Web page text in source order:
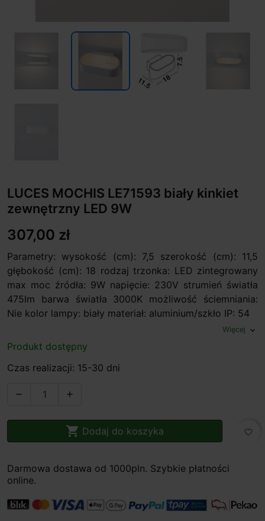
LUCES MOCHIS LE71593 biały kinkiet
zewnętrzny LED 9W
307,00 zł
Parametry: wysokość (cm): 7,5 szerokość (cm): 11,5
głębokość (cm): 18 rodzaj trzonka: LED zintegrowany
max moc źródła: 9W napięcie: 230V strumień światła
475lm barwa światła 3000K możliwość ściemniania:
Nie kolor lampy: biały materiał: aluminium/szkło IP: 54
Więcej expand_more
Produkt dostępny
Czas realizacji: 15-30 dni
 
 Dodaj do koszyka favorite_border
Darmowa dostawa od 1000pln. Szybkie płatności
online.